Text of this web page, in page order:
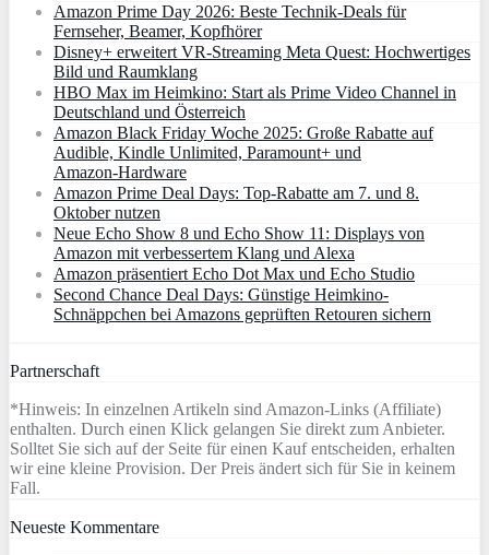
Amazon Prime Day 2026: Beste Technik-Deals für
Fernseher, Beamer, Kopfhörer
Disney+ erweitert VR‑Streaming Meta Quest: Hochwertiges
Bild und Raumklang
HBO Max im Heimkino: Start als Prime Video Channel in
Deutschland und Österreich
Amazon Black Friday Woche 2025: Große Rabatte auf
Audible, Kindle Unlimited, Paramount+ und
Amazon‑Hardware
Amazon Prime Deal Days: Top-Rabatte am 7. und 8.
Oktober nutzen
Neue Echo Show 8 und Echo Show 11: Displays von
Amazon mit verbessertem Klang und Alexa
Amazon präsentiert Echo Dot Max und Echo Studio
Second Chance Deal Days: Günstige Heimkino-
Schnäppchen bei Amazons geprüften Retouren sichern
Partnerschaft
*Hinweis: In einzelnen Artikeln sind Amazon-Links (Affiliate)
enthalten. Durch einen Klick gelangen Sie direkt zum Anbieter.
Solltet Sie sich auf der Seite für einen Kauf entscheiden, erhalten
wir eine kleine Provision. Der Preis ändert sich für Sie in keinem
Fall.
Neueste Kommentare